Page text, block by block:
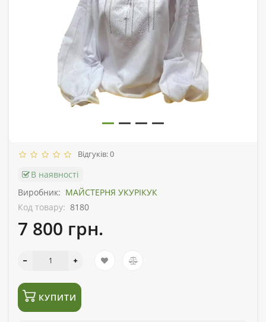
Відгуків: 0
В наявності
Виробник: МАЙСТЕРНЯ УКУРІКУК
Код товару: 8180
7 800 грн.
КУПИТИ